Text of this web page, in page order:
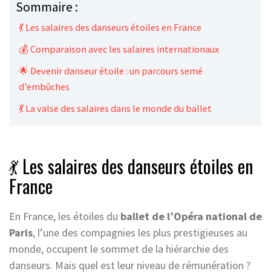
Sommaire :
💃 Les salaires des danseurs étoiles en France
💰 Comparaison avec les salaires internationaux
🌟 Devenir danseur étoile : un parcours semé
d’embûches
💃 La valse des salaires dans le monde du ballet
💃 Les salaires des danseurs étoiles en
France
En France, les étoiles du ballet de l’Opéra national de
Paris, l’une des compagnies les plus prestigieuses au
monde, occupent le sommet de la hiérarchie des
danseurs. Mais quel est leur niveau de rémunération ?